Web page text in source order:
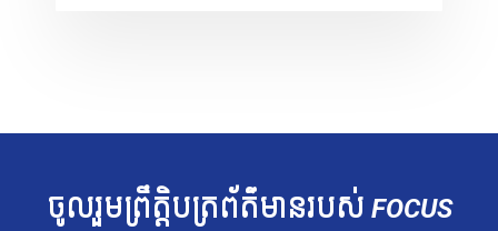
ចូលរួម​ព្រឹត្តិបត្រ​ព័ត៌មាន​របស់​FOCUS